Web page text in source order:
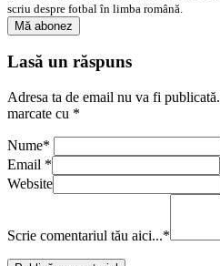
scriu despre fotbal în limba română.
Lasă un răspuns
Adresa ta de email nu va fi publicată.
marcate cu *
Nume*
Email *
Website
Scrie comentariul tău aici...*